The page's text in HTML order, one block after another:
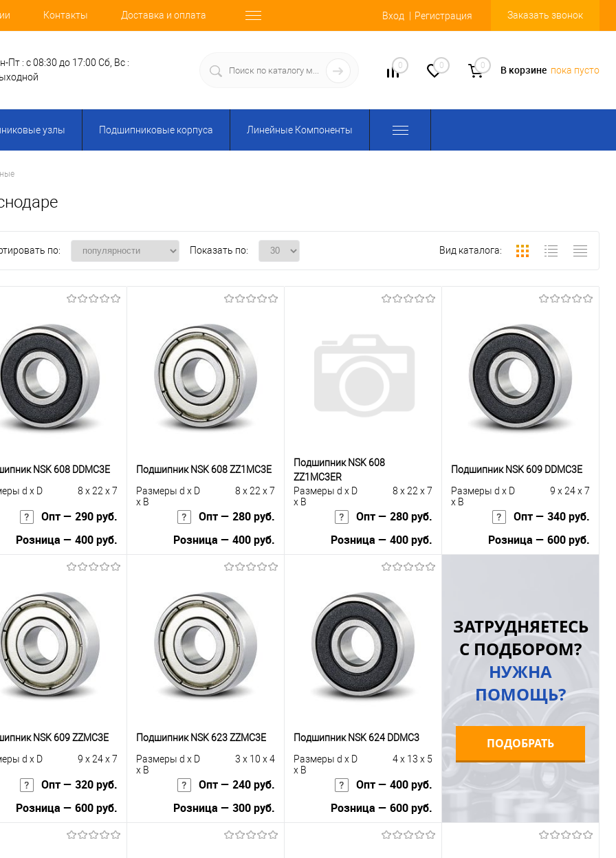
Контакты Доставка и оплата Вход Регистрация Заказать звонок
Пт : с 08:30 до 17:00 Сб, Вс :
0 0 0 В корзине пока пусто
узлы Подшипниковые корпуса Линейные Компоненты
по: Показать по: Вид каталога:
NSK 608 DDMC3E
d x D
8 x 22 x 7
Опт — 290 руб.
Розница — 400 руб.
Купить в 1
К
сравнению
избранное
Под заказ
Подшипник NSK 608 ZZ1MC3E
Размеры d x D
x B
8 x 22 x 7
Опт — 280 руб.
Розница — 400 руб.
Купить в 1
К
сравнению
В избранное
Под заказ
Подшипник NSK 608
ZZ1MC3ER
Размеры d x D
x B
8 x 22 x 7
Опт — 280 руб.
Розница — 400 руб.
Купить в 1
К
сравнению
В избранное
Под заказ
Подшипник NSK 609 DDMC3E
Размеры d x D
x B
9 x 24 x 7
Опт — 340 руб.
Розница — 600 руб.
клик
сравнению
В избранное
Под заказ
NSK 609 ZZMC3E
d x D
9 x 24 x 7
Опт — 320 руб.
Розница — 600 руб.
Подшипник NSK 623 ZZMC3E
Размеры d x D
x B
3 x 10 x 4
Опт — 240 руб.
Розница — 300 руб.
Подшипник NSK 624 DDMC3
Размеры d x D
x B
4 x 13 x 5
Опт — 400 руб.
Розница — 600 руб.
ЗАТРУДНЯЕТЕСЬ
С ПОДБОРОМ?
НУЖНА
ПОМОЩЬ?
ПОДОБРАТЬ